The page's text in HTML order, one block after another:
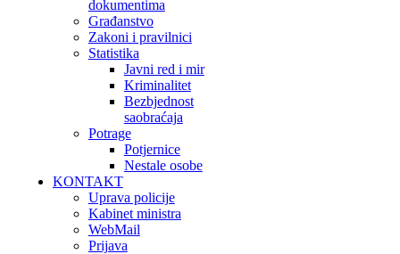
dokumentima
Građanstvo
Zakoni i pravilnici
Statistika
Javni red i mir
Kriminalitet
Bezbjednost
saobraćaja
Potrage
Potjernice
Nestale osobe
KONTAKT
Uprava policije
Kabinet ministra
WebMail
Prijava